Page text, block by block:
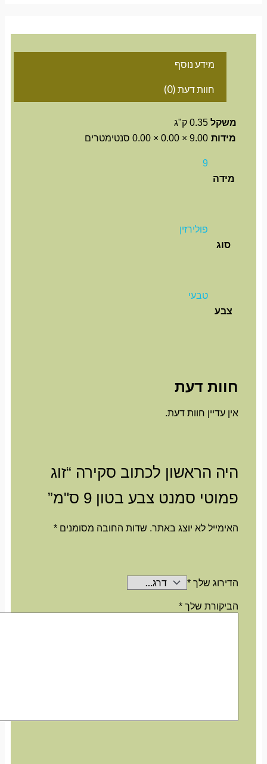
מידע נוסף
חוות דעת (0)
משקל 0.35 ק"ג
מידות 9.00 × 0.00 × 0.00 סנטימטרים
מידה
סוג
פולירזין
צבע
טבעי
חוות דעת
אין עדיין חוות דעת.
היה הראשון לכתוב סקירה “זוג
פמוטי סמנט צבע בטון 9 ס"מ”
האימייל לא יוצג באתר. שדות החובה מסומנים*
הדירוג שלך*
הביקורת שלך*